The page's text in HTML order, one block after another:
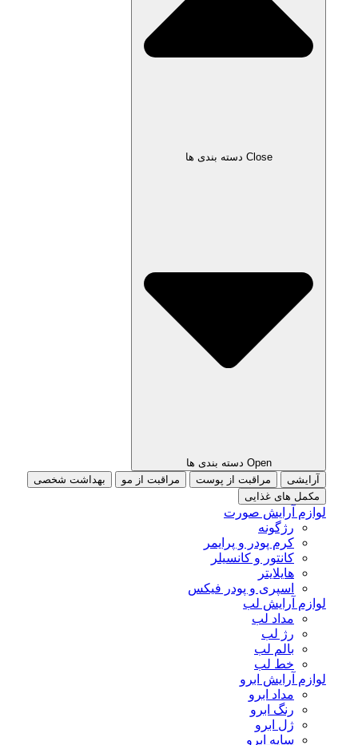
Close دسته بندی ها
Open دسته بندی ها
آرایشی
مراقبت از پوست مراقبت از مو
بهداشت شخصی
مکمل های غذایی
لوازم آرایش صورت
رژگونه
کرم پودر و پرایمر
کانتور و کانسیلر
هایلایتر
اسپری و پودر فیکس
لوازم آرایش لب
مداد لب
رژ لب
بالم لب
خط لب
لوازم آرایش ابرو
مداد ابرو
رنگ ابرو
ژل ابرو
سایه ابرو